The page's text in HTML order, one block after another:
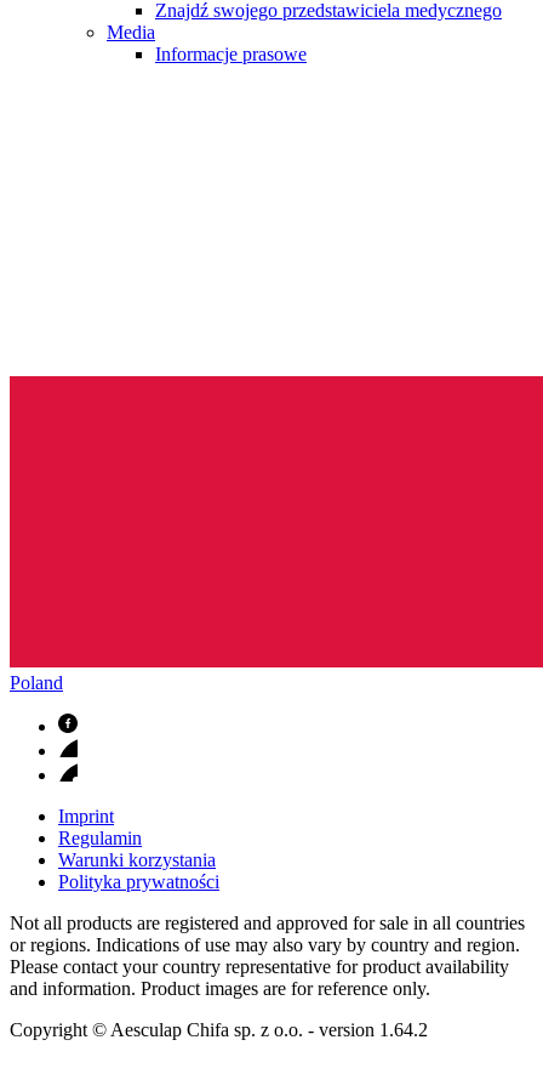
Znajdź swojego przedstawiciela medycznego
Media
Informacje prasowe
Poland
Imprint
Regulamin
Warunki korzystania
Polityka prywatności
Not all products are registered and approved for sale in all countries
or regions. Indications of use may also vary by country and region.
Please contact your country representative for product availability
and information. Product images are for reference only.
Copyright © Aesculap Chifa sp. z o.o. - version 1.64.2